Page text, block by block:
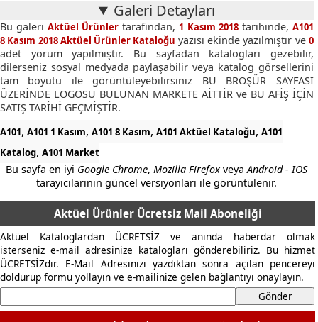
Galeri Detayları
Bu galeriAktüel Ürünler tarafından, 1 Kasım 2018tarihinde, A101
8 Kasım 2018 Aktüel Ürünler Kataloğu yazısı ekinde yazılmıştır ve 0
adet yorum yapılmıştır. Bu sayfadan katalogları gezebilir,
dilerseniz sosyal medyada paylaşabilir veya katalog görsellerini
tam boyutu ile görüntüleyebilirsiniz BU BROŞÜR SAYFASI
ÜZERİNDE LOGOSU BULUNAN MARKETE AİTTİR ve BU AFİŞ İÇİN
SATIŞ TARİHİ GEÇMİŞTİR.
A101, A101 1 Kasım, A101 8 Kasım, A101 Aktüel Kataloğu, A101
Katalog, A101 Market
Bu sayfa en iyi Google Chrome,Mozilla Firefox veyaAndroid - IOS
tarayıcılarının güncel versiyonları ile görüntülenir.
Aktüel Ürünler Ücretsiz Mail Aboneliği
Aktüel Kataloglardan ÜCRETSİZ ve anında haberdar olmak
isterseniz e-mail adresinize katalogları gönderebiliriz. Bu hizmet
ÜCRETSİZdir. E-Mail Adresinizi yazdıktan sonra açılan pencereyi
doldurup formu yollayın ve e-mailinize gelen bağlantıyı onaylayın.